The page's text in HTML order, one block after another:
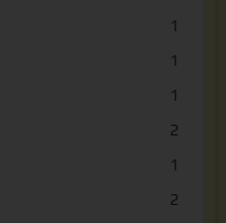
1
1
1
2
1
2